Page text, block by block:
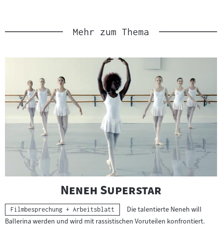
Mehr zum Thema
nächsten
Sprungmarke
springen
"
Neneh Superstar
Kategorie:
Filmbesprechung + Arbeitsblatt
Die talentierte Neneh will
Ballerina werden und wird mit rassistischen Voruteilen konfrontiert.